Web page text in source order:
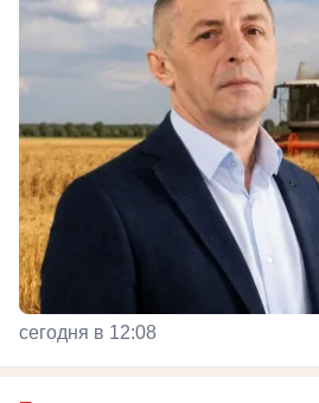
сегодня в 12:08